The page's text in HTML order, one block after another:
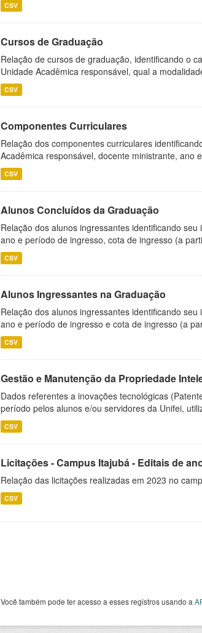
CSV
Cursos de Graduação
Relação de cursos de graduação, identificando o
Unidade Acadêmica responsável, qual a
CSV
Componentes Curriculares
Relação dos componentes curriculares
Acadêmica responsável, docente ministrante, ano
CSV
Alunos Concluídos da Graduação
Relação dos alunos ingressantes identificando
ano e período de ingresso, cota de ingresso (a
CSV
Alunos Ingressantes na Graduação
Relação dos alunos ingressantes identificando
ano e período de ingresso e cota de ingresso (a
CSV
Gestão e Manutenção da Propriedade
Dados referentes a inovações tecnológicas
período pelos alunos e/ou servidores da Unifei,
CSV
Licitações - Campus Itajubá - Editais de
Relação das licitações realizadas em 2023 no
CSV
Você também pode ter acesso a esses registros usando a